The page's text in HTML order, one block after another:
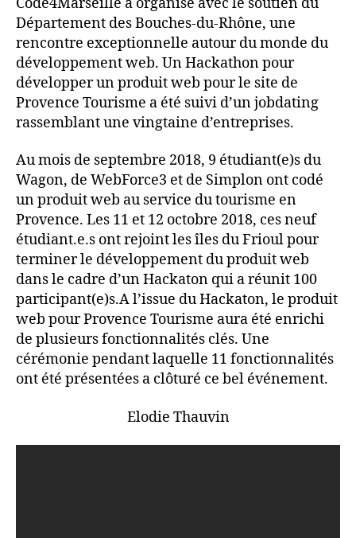
Département des Bouches-du-Rhône, une
rencontre exceptionnelle autour du monde du
développement web. Un Hackathon pour
développer un produit web pour le site de
Provence Tourisme a été suivi d’un jobdating
rassemblant une vingtaine d’entreprises.
Au mois de septembre 2018, 9 étudiant(e)s du
Wagon, de WebForce3 et de Simplon ont codé
un produit web au service du tourisme en
Provence. Les 11 et 12 octobre 2018, ces neuf
étudiant.e.s ont rejoint les îles du Frioul pour
terminer le développement du produit web
dans le cadre d’un Hackaton qui a réunit 100
participant(e)s.A l’issue du Hackaton, le produit
web pour Provence Tourisme aura été enrichi
de plusieurs fonctionnalités clés. Une
cérémonie pendant laquelle 11 fonctionnalités
ont été présentées a clôturé ce bel événement.
Elodie Thauvin